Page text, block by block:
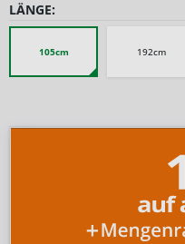
LÄNGE:
105cm 192cm